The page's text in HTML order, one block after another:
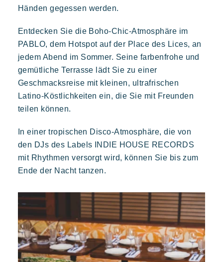
Polynesisch inspirierte Lodges, ein atemberaubender Blick auf
Saint Tropez, eine außergewöhnliche Lage.
Kon Tiki
Festlich Tropisches Paradies Flucht
von Pampelonne
Unsere Angebote
Kontaktieren Sie uns
Buchen
Händen gegessen werden.
Entdecken Sie die Boho-Chic-Atmosphäre im
PABLO, dem Hotspot auf der Place des Lices, an
jedem Abend im Sommer. Seine farbenfrohe und
gemütliche Terrasse lädt Sie zu einer
Geschmacksreise mit kleinen, ultrafrischen
Latino-Köstlichkeiten ein, die Sie mit Freunden
teilen können.
In einer tropischen Disco-Atmosphäre, die von
den DJs des Labels INDIE HOUSE RECORDS
mit Rhythmen versorgt wird, können Sie bis zum
Ende der Nacht tanzen.